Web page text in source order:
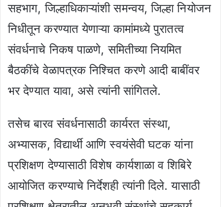
सहभाग, जिल्हाधिकाऱ्यांशी समन्वय, जिल्हा नियोजन
निधीतून करण्यात येणाऱ्या कामांमध्ये पुरातत्व
संवर्धनाचे निकष पाळणे, समितीच्या नियमित
बैठकींचे वेळापत्रक निश्चित करणे आदी बाबींवर
भर देण्यात यावा, असे त्यांनी सांगितले.
तसेच बारव संवर्धनासाठी कार्यरत संस्था,
अभ्यासक, विद्यार्थी आणि स्वयंसेवी घटक यांना
प्रशिक्षण देण्यासाठी विशेष कार्यशाळा व शिबिरे
आयोजित करण्याचे निर्देशही त्यांनी दिले. यासाठी